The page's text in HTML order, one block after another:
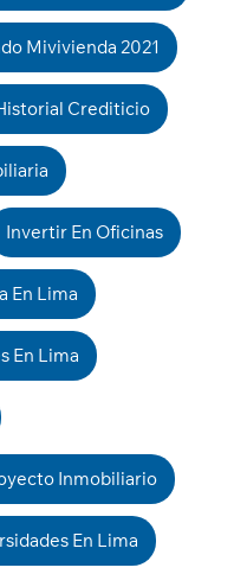
Mivivienda 2021
Crediticio
Invertir En Oficinas
En Lima
En Lima
Inmobiliario
En Lima